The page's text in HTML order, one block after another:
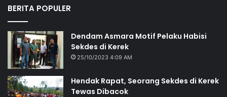
BERITA POPULER
Dendam Asmara Motif Pelaku Habisi
Sekdes di Kerek
25/10/2023 4:09 AM
Hendak Rapat, Seorang Sekdes di Kerek
Tewas Dibacok